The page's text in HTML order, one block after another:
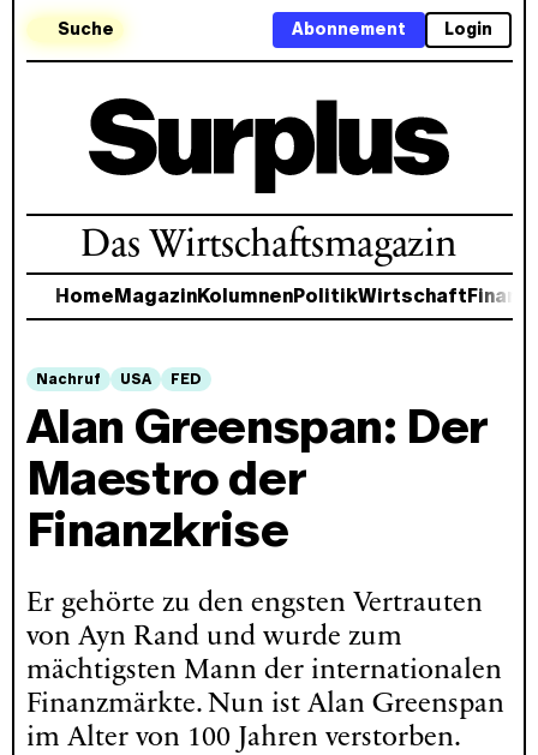
Suche Login
Abonnement
Das Wirtschaftsmagazin
Home MagazinKolumnenPolitikWirtschaft
Nachruf USA FED
Alan Greenspan: Der
Maestro der
Finanzkrise
Er gehörte zu den engsten Vertrauten
von Ayn Rand und wurde zum
mächtigsten Mann der internationalen
Finanzmärkte. Nun ist Alan Greenspan
im Alter von 100 Jahren verstorben.